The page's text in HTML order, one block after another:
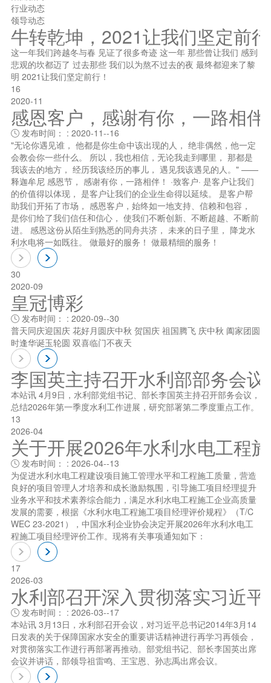
行业动态
领导动态
牛转乾坤，2021让我们坚定前
这一年我们跨越冬与春 见证了很多奇迹 这一年 那些曾让我们 感到
悲观的坎都迈了 过去那些 我们以为熬不过去的夜 最终都迎来了黎
明 2021让我们坚定前行！
16
2020-11
感恩客户，感谢有你，一路相伴
发布时间： : 2020-11--16
"无论你遇见谁， 他都是你生命中该出现的人， 绝非偶然，他一定
会教会你一些什么。 所以，我也相信，无论我走到哪里， 那都是
我该去的地方， 经历我该经历的事儿， 遇见我该遇见的人。" ——
释迦牟尼 感恩节， 感谢有你，一路相伴！ ·致客户· 是客户让我们
的价值得以体现， 是客户让我们的企业生命得以延续。 是客户帮
助我们开拓了市场， 感恩客户，始终如一地支持、信赖和包容，
是你们给了我们信任和信心， 使我们不断创新、不断超越、不断前
进。 感恩这份从陌生到熟悉的同舟共济， 未来的日子里， 降龙水
利水电将一如既往。 做最好的服务！ 做最精细的服务！
30
2020-09
皇冠博彩
发布时间： : 2020-09--30
普天同庆迎国庆 花好月圆庆中秋 贺国庆 祖国腾飞 庆中秋 阖家团圆
时逢华诞玉轮圆 双喜临门不夜天
李国英主持召开水利部部务会议
本站讯 4月9日，水利部党组书记、部长李国英主持召开部务会议，
总结2026年第一季度水利工作进展，研究部署第二季度重点工作。
13
2026-04
关于开展2026年水利水电工程
发布时间： : 2026-04--13
为促进水利水电工程建设项目施工管理水平和工程施工质量，营造
良好的项目管理人才培养和成长激励氛围，引导施工项目经理提升
业务水平和技术素养综合能力，满足水利水电工程施工企业高质量
发展的需要，根据《水利水电工程施工项目经理评价规程》（T/C
WEC 23-2021），中国水利企业协会决定开展2026年水利水电工
程施工项目经理评价工作。现将有关事项通知如下：
17
2026-03
水利部召开深入贯彻落实习近
发布时间： : 2026-03--17
本站讯 3月13日，水利部召开会议，对习近平总书记2014年3月14
日发表的关于保障国家水安全的重要讲话精神进行再学习再领会，
对贯彻落实工作进行再部署再推动。部党组书记、部长李国英出席
会议并讲话，部领导祖雷鸣、王宝恩、孙志禹出席会议。